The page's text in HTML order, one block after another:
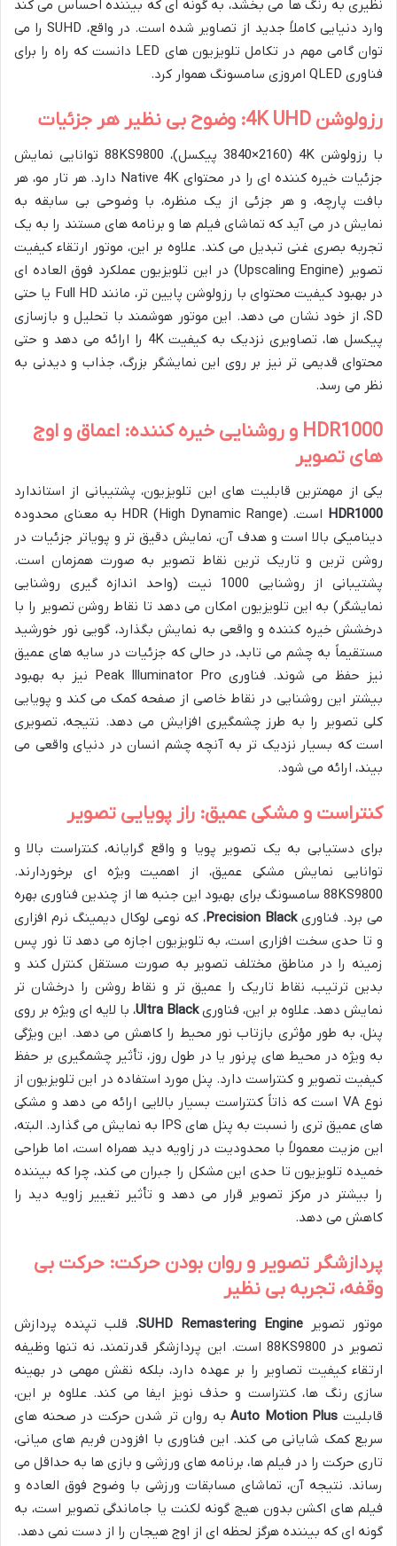
نظیری به رنگ ها می بخشد، به گونه ای که بیننده احساس می کند
وارد دنیایی کاملاً جدید از تصاویر شده است. در واقع، SUHD را می
توان گامی مهم در تکامل تلویزیون های LED دانست که راه را برای
فناوری QLED امروزی سامسونگ هموار کرد.
رزولوشن 4K UHD: وضوح بی نظیر هر جزئیات
با رزولوشن 4K (3840×2160 پیکسل)، 88KS9800 توانایی نمایش
جزئیات خیره کننده ای را در محتوای Native 4K دارد. هر تار مو، هر
بافت پارچه، و هر جزئی از یک منظره، با وضوحی بی سابقه به
نمایش در می آید که تماشای فیلم ها و برنامه های مستند را به یک
تجربه بصری غنی تبدیل می کند. علاوه بر این، موتور ارتقاء کیفیت
تصویر (Upscaling Engine) در این تلویزیون عملکرد فوق العاده ای
در بهبود کیفیت محتوای با رزولوشن پایین تر، مانند Full HD یا حتی
SD، از خود نشان می دهد. این موتور هوشمند با تحلیل و بازسازی
پیکسل ها، تصاویری نزدیک به کیفیت 4K را ارائه می دهد و حتی
محتوای قدیمی تر نیز بر روی این نمایشگر بزرگ، جذاب و دیدنی به
نظر می رسد.
HDR1000 و روشنایی خیره کننده: اعماق و اوج
های تصویر
یکی از مهمترین قابلیت های این تلویزیون، پشتیبانی از استاندارد
HDR1000
است. HDR (High Dynamic Range) به معنای محدوده
دینامیکی بالا است و هدف آن، نمایش دقیق تر و پویاتر جزئیات در
روشن ترین و تاریک ترین نقاط تصویر به صورت همزمان است.
پشتیبانی از روشنایی 1000 نیت (واحد اندازه گیری روشنایی
نمایشگر) به این تلویزیون امکان می دهد تا نقاط روشن تصویر را با
درخشش خیره کننده و واقعی به نمایش بگذارد، گویی نور خورشید
مستقیماً به چشم می تابد، در حالی که جزئیات در سایه های عمیق
نیز حفظ می شوند. فناوری Peak Illuminator Pro نیز به بهبود
بیشتر این روشنایی در نقاط خاصی از صفحه کمک می کند و پویایی
کلی تصویر را به طرز چشمگیری افزایش می دهد. نتیجه، تصویری
است که بسیار نزدیک تر به آنچه چشم انسان در دنیای واقعی می
بیند، ارائه می شود.
کنتراست و مشکی عمیق: راز پویایی تصویر
برای دستیابی به یک تصویر پویا و واقع گرایانه، کنتراست بالا و
توانایی نمایش مشکی عمیق، از اهمیت ویژه ای برخوردارند.
88KS9800 سامسونگ برای بهبود این جنبه ها از چندین فناوری بهره
می برد. فناوریPrecision Black، که نوعی لوکال دیمینگ نرم افزاری
و تا حدی سخت افزاری است، به تلویزیون اجازه می دهد تا نور پس
زمینه را در مناطق مختلف تصویر به صورت مستقل کنترل کند و
بدین ترتیب، نقاط تاریک را عمیق تر و نقاط روشن را درخشان تر
نمایش دهد. علاوه بر این، فناوریUltra Black، با لایه ای ویژه بر روی
پنل، به طور مؤثری بازتاب نور محیط را کاهش می دهد. این ویژگی
به ویژه در محیط های پرنور یا در طول روز، تأثیر چشمگیری بر حفظ
کیفیت تصویر و کنتراست دارد. پنل مورد استفاده در این تلویزیون از
نوع VA است که ذاتاً کنتراست بسیار بالایی ارائه می دهد و مشکی
های عمیق تری را نسبت به پنل های IPS به نمایش می گذارد. البته،
این مزیت معمولاً با محدودیت در زاویه دید همراه است، اما طراحی
خمیده تلویزیون تا حدی این مشکل را جبران می کند، چرا که بیننده
را بیشتر در مرکز تصویر قرار می دهد و تأثیر تغییر زاویه دید را
کاهش می دهد.
پردازشگر تصویر و روان بودن حرکت: حرکت بی
وقفه، تجربه بی نظیر
موتور تصویرSUHD Remastering Engine، قلب تپنده پردازش
تصویر در 88KS9800 است. این پردازشگر قدرتمند، نه تنها وظیفه
ارتقاء کیفیت تصاویر را بر عهده دارد، بلکه نقش مهمی در بهینه
سازی رنگ ها، کنتراست و حذف نویز ایفا می کند. علاوه بر این،
قابلیت Auto Motion Plusبه روان تر شدن حرکت در صحنه های
سریع کمک شایانی می کند. این فناوری با افزودن فریم های میانی،
تاری حرکت را در فیلم ها، برنامه های ورزشی و بازی ها به حداقل می
رساند. نتیجه آن، تماشای مسابقات ورزشی با وضوح فوق العاده و
فیلم های اکشن بدون هیچ گونه لکنت یا جاماندگی تصویر است، به
گونه ای که بیننده هرگز لحظه ای از اوج هیجان را از دست نمی دهد.